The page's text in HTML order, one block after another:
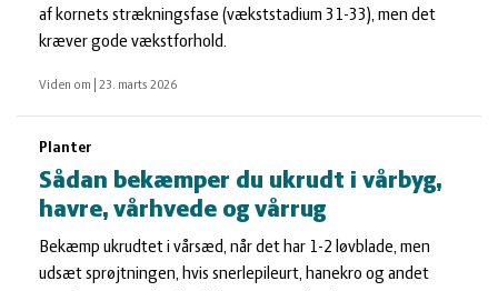
af kornets strækningsfase (vækststadium 31-33), men det
kræver gode vækstforhold.
Viden om 23. marts 2026
Planter
Sådan bekæmper du ukrudt i vårbyg,
havre, vårhvede og vårrug
Bekæmp ukrudtet i vårsæd, når det har 1-2 løvblade, men
udsæt sprøjtningen, hvis snerlepileurt, hanekro og andet